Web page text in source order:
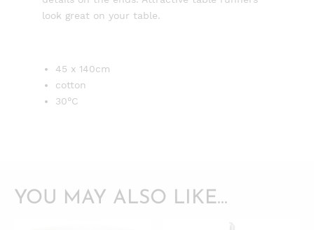
look great on your table.
45 x 140cm
cotton
30°C
YOU MAY ALSO LIKE…